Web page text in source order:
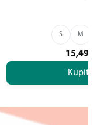
S M
15,49
Kupite